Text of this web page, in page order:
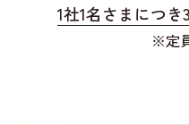
1社1名さまにつき
※定